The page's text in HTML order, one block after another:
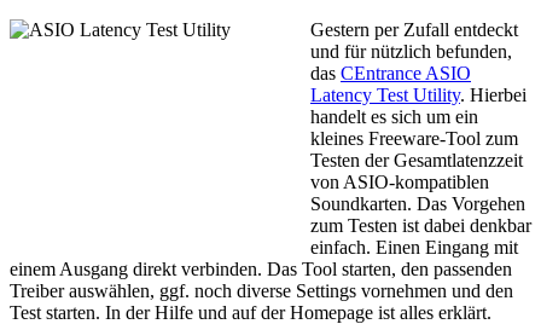
Gestern per Zufall entdeckt
und für nützlich befunden,
das CEntrance ASIO
Latency Test Utility. Hierbei
handelt es sich um ein
kleines Freeware-Tool zum
Testen der Gesamtlatenzzeit
von ASIO-kompatiblen
Soundkarten. Das Vorgehen
zum Testen ist dabei denkbar
einfach. Einen Eingang mit
einem Ausgang direkt verbinden. Das Tool starten, den passenden
Treiber auswählen, ggf. noch diverse Settings vornehmen und den
Test starten. In der Hilfe und auf der Homepage ist alles erklärt.